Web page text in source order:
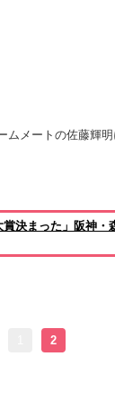
メートの佐藤輝明
賞決まった」阪神
2